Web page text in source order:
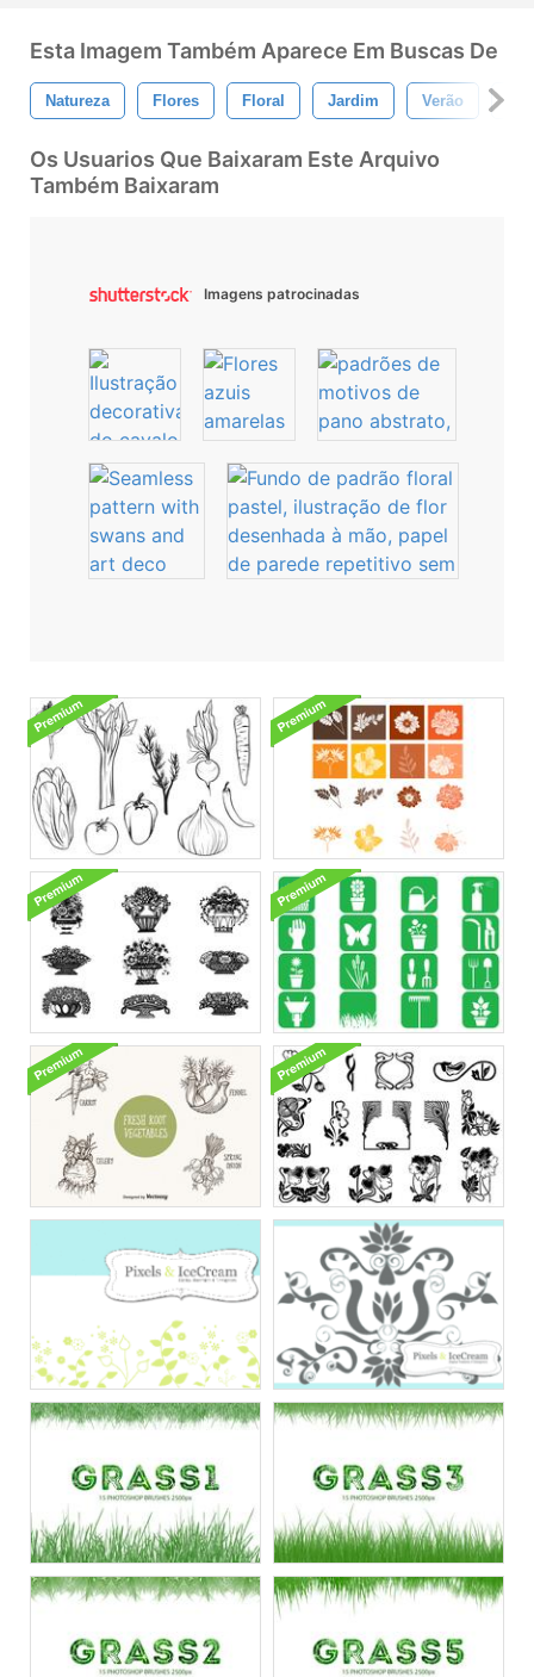
Esta Imagem Também Aparece Em Buscas De
Natureza Flores Floral Jardim Verão
Os Usuarios Que Baixaram Este Arquivo
Também Baixaram
Imagens patrocinadas